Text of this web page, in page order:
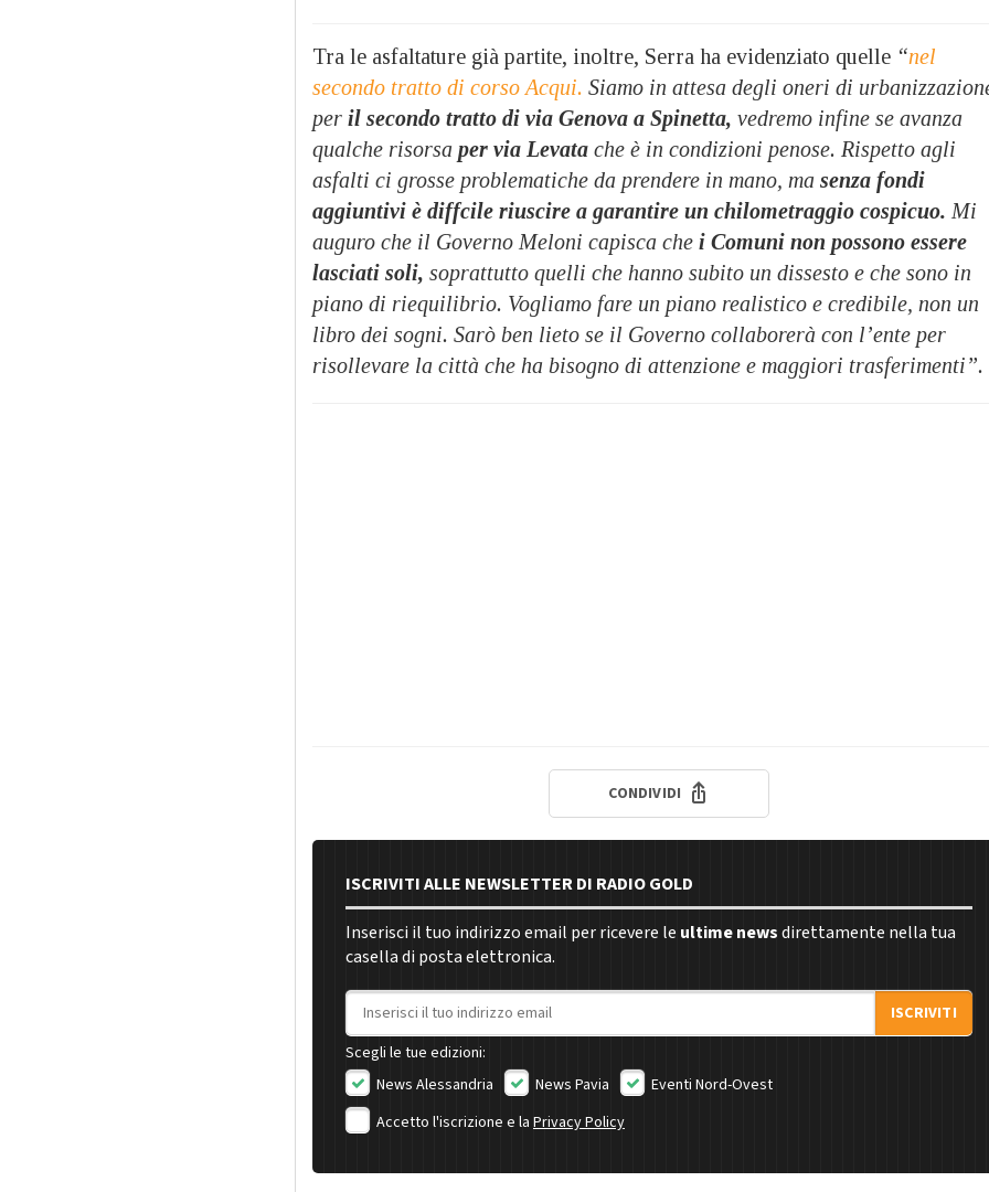
Tra le asfaltature già partite, inoltre, Serra ha evidenziato quelle “nel
secondo tratto di corso Acqui. Siamo in attesa degli oneri di
per il secondo tratto di via Genova a Spinetta, vedremo infine se avanza
qualche risorsa per via Levata che è in condizioni penose. Rispetto agli
asfalti ci grosse problematiche da prendere in mano, ma senza fondi
aggiuntivi è diffcile riuscire a garantire un chilometraggio cospicuo. Mi
auguro che il Governo Meloni capisca che i Comuni non possono essere
lasciati soli, soprattutto quelli che hanno subito un dissesto e che sono in
piano di riequilibrio. Vogliamo fare un piano realistico e credibile, non un
libro dei sogni. Sarò ben lieto se il Governo collaborerà con l’ente per
risollevare la città che ha bisogno di attenzione e maggiori trasferimenti”.
CONDIVIDI
ISCRIVITI ALLE NEWSLETTER DI RADIO GOLD
Inserisci il tuo indirizzo email per ricevere le ultime newsdirettamente nella tua
casella di posta elettronica.
Indirizzo email
ISCRIVITI
Scegli le tue edizioni:
News Alessandria
News Pavia
Eventi Nord-Ovest
Accetto l'iscrizione e la Privacy Policy